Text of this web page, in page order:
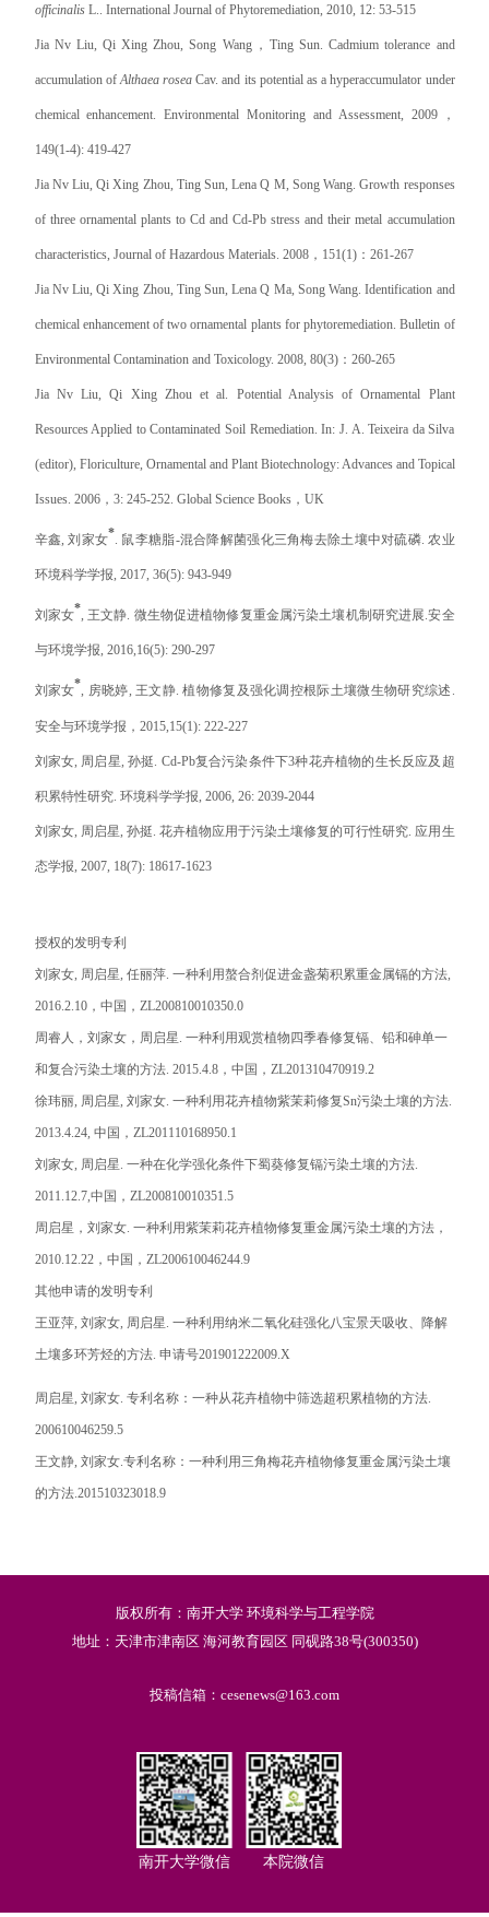
officinalisL.. International Journal of Phytoremediation, 2010, 12: 53-515
Jia Nv Liu, Qi Xing Zhou, Song Wang， Ting Sun. Cadmium tolerance and
accumulation of Althaea rosea Cav. and its potential as a hyperaccumulator under
chemical enhancement. Environmental Monitoring and Assessment, 2009，
149(1-4): 419-427
Jia Nv Liu, Qi Xing Zhou, Ting Sun, Lena Q M, Song Wang. Growth responses
of three ornamental plants to Cd and Cd-Pb stress and their metal accumulation
characteristics, Journal of Hazardous Materials. 2008， 151(1)： 261-267
Jia Nv Liu, Qi Xing Zhou, Ting Sun, Lena Q Ma, Song Wang. Identification and
chemical enhancement of two ornamental plants for phytoremediation. Bulletin of
Environmental Contamination and Toxicology. 2008, 80(3)： 260-265
Jia Nv Liu, Qi Xing Zhou et al. Potential Analysis of Ornamental Plant
Resources Applied to Contaminated Soil Remediation. In: J. A. Teixeira da Silva
(editor), Floriculture, Ornamental and Plant Biotechnology: Advances and Topical
Issues. 2006， 3: 245-252. Global Science Books， UK
辛鑫,刘家女*. 鼠李糖脂-混合降解菌强化三角梅去除土壤中对硫磷.农业
环境科学学报, 2017, 36(5): 943-949
刘家女*, 王文静. 微生物促进植物修复重金属污染土壤机制研究进展.安全
与环境学报, 2016,16(5): 290-297
刘家女*, 房晓婷, 王文静.植物修复及强化调控根际土壤微生物研究综述 .
安全与环境学报， 2015,15(1): 222-227
刘家女 周启星 ,孙挺 . Cd-Pb复合污染条件下3种花卉植物的生长反应及超
积累特性研究. 环境科学学报 , 2006, 26: 2039-2044
刘家女, 周启星 孙挺 花卉植物应用于污染土壤修复的可行性研究 应用生
态学报 , 2007, 18(7): 18617-1623
授权的发明专利
刘家女, 周启星 任丽萍. 一种利用螯合剂促进金盏菊积累重金属镉的方法,
2016.2.10，中国， ZL200810010350.0
周睿人，刘家女，周启星 一种利用观赏植物四季春修复镉、铅和砷单一
和复合污染土壤的方法. 2015.4.8，中国， ZL201310470919.2
徐玮丽, 周启星 刘家女. 一种利用花卉植物紫茉莉修复Sn污染土壤的方法.
2013.4.24, 中国， ZL201110168950.1
刘家女, 周启星 一种在化学强化条件下蜀葵修复镉污染土壤的方法.
2011.12.7, 中国， ZL200810010351.5
周启星，刘家女. 一种利用紫茉莉花卉植物修复重金属污染土壤的方法，
2010.12.22，中国， ZL200610046244.9
其他申请的发明专利
王亚萍, 刘家女, 周启星 一种利用纳米二氧化硅强化八宝景天吸收、降解
土壤多环芳烃的方法. 申请号201901222009.X
周启星 刘家女. 专利名称：一种从花卉植物中筛选超积累植物的方法.
200610046259.5
王文静, 刘家女. 专利名称：一种利用三角梅花卉植物修复重金属污染土壤
的方法.201510323018.9
版权所有：南开大学 环境科学与工程学院
地址：天津市津南区 海河教育园区 同砚路38号(300350)
投稿信箱：cesenews@163.com
南开大学微信 本院微信